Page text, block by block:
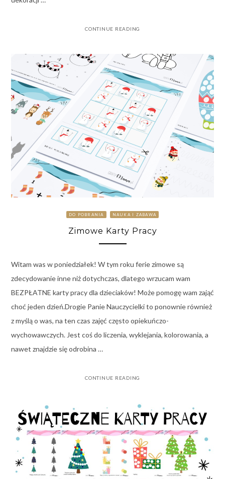
CONTINUE READING
DO POBRANIA NAUKA I ZABAWA
Zimowe Karty Pracy
Witam was w poniedziałek! W tym roku ferie zimowe są
zdecydowanie inne niż dotychczas, dlatego wrzucam wam
BEZPŁATNE karty pracy dla dzieciaków! Może pomogę wam zająć
choć jeden dzień.Drogie Panie Nauczycielki to ponownie również
z myślą o was, na ten czas zajęć często opiekuńczo-
wychowawczych. Jest coś do liczenia, wyklejania, kolorowania, a
nawet znajdzie się odrobina …
CONTINUE READING